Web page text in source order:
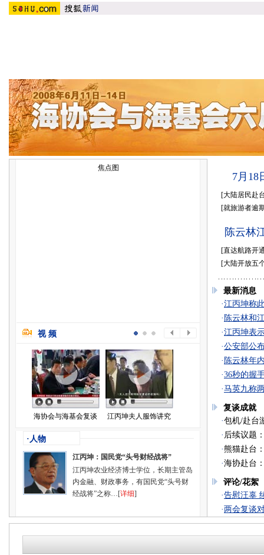
焦点图
视 频
海协会与海基会复谈 江丙坤夫人服饰讲究
·人物
江丙坤：国民党“头号财经战将”
江丙坤农业经济博士学位，长期主管岛
内金融、财政事务，有国民党“头号财
经战将”之称…[详细]
7月18
[大陆居民赴
[就旅游者逾
陈云林
[直达航路开
[大陆开放五
最新消息
·江丙坤称
· 陈云林和
·江丙坤表
·公安部公
· 陈云林年
·36秒的握
·马英九称
复谈成就
·包机/赴台
· 后续议题
·熊猫赴台
·海协赴台
评论/花絮
·告慰汪辜
· 两会复谈